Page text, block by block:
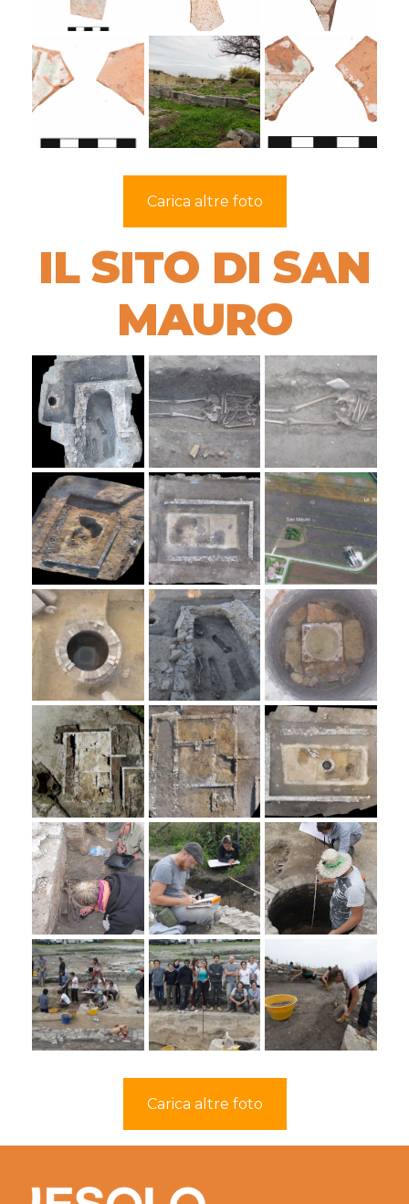
Carica altre foto
IL SITO DI SAN
MAURO
Carica altre foto